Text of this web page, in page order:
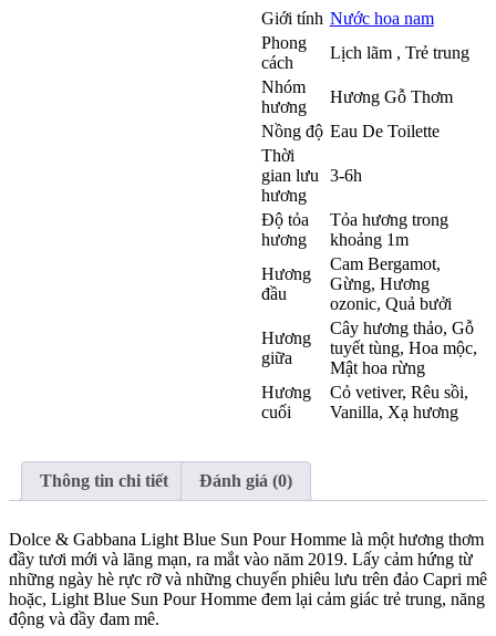
Giới tính Nước hoa nam
Phong
cách
Lịch lãm , Trẻ trung
Nhóm
hương
Hương Gỗ Thơm
Nồng độ Eau De Toilette
Thời
gian lưu
hương
3-6h
Độ tỏa
hương
Tỏa hương trong
khoảng 1m
Hương
đầu
Cam Bergamot,
Gừng, Hương
ozonic, Quả bưởi
Hương
giữa
Cây hương thảo, Gỗ
tuyết tùng, Hoa mộc,
Mật hoa rừng
Hương
cuối
Cỏ vetiver, Rêu sồi,
Vanilla, Xạ hương
Thông tin chi tiết Đánh giá (0)
Dolce & Gabbana Light Blue Sun Pour Homme là một hương thơm
đầy tươi mới và lãng mạn, ra mắt vào năm 2019. Lấy cảm hứng từ
những ngày hè rực rỡ và những chuyến phiêu lưu trên đảo Capri mê
hoặc, Light Blue Sun Pour Homme đem lại cảm giác trẻ trung, năng
động và đầy đam mê.